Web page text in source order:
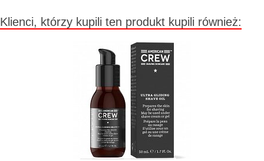
Klienci, którzy kupili ten produkt kupili również: